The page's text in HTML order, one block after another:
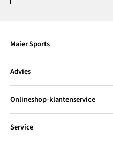
Maier Sports
Advies
Onlineshop-klantenservice
Service